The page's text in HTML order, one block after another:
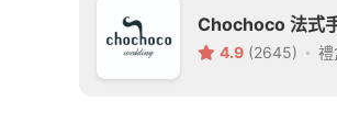
Chochoco 法式
4.9 (2645) 禮